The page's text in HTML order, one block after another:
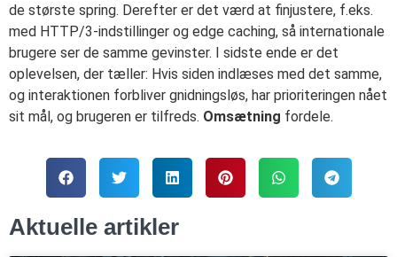
de største spring. Derefter er det værd at finjustere, f.eks.
med HTTP/3-indstillinger og edge caching, så internationale
brugere ser de samme gevinster. I sidste ende er det
oplevelsen, der tæller: Hvis siden indlæses med det samme,
og interaktionen forbliver gnidningsløs, har prioriteringen nået
sit mål, og brugeren er tilfreds. Omsætning fordele.
Aktuelle artikler